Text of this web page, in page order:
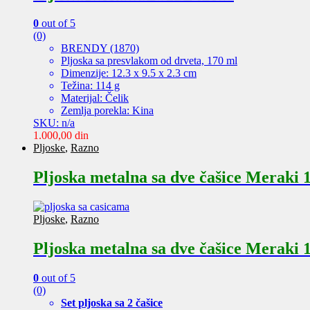
0 out of 5
(0)
BRENDY (1870)
Pljoska sa presvlakom od drveta, 170 ml
Dimenzije: 12.3 x 9.5 x 2.3 cm
Težina: 114 g
Materijal: Čelik
Zemlja porekla: Kina
SKU: n/a
1.000,00 din
Pljoske, Razno
Pljoska metalna sa dve čašice Meraki
Pljoske, Razno
Pljoska metalna sa dve čašice Meraki
0 out of 5
(0)
Set pljoska sa 2 čašice